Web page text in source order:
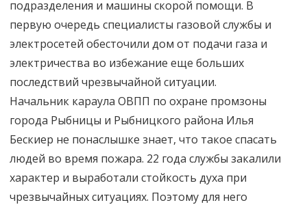
подразделения и машины скорой помощи. В
первую очередь специалисты газовой службы и
электросетей обесточили дом от подачи газа и
электричества во избежание еще больших
последствий чрезвычайной ситуации.
Начальник караула ОВПП по охране промзоны
города Рыбницы и Рыбницкого района Илья
Бескиер не понаслышке знает, что такое спасать
людей во время пожара. 22 года службы закалили
характер и выработали стойкость духа при
чрезвычайных ситуациях. Поэтому для него